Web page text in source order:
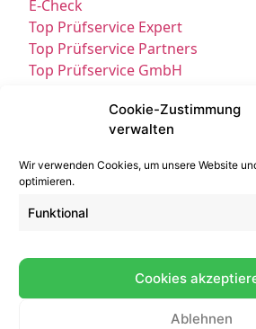
Cookie-Zustimmung
verwalten
Wir verwenden Cookies, um unsere Website
optimieren.
Funktional
Cookies
Ablehnen
E-Check
Top Prüfservice Expert
Top Prüfservice Partners
Top Prüfservice GmbH
Sicherheitsprüfungen Partners
Sicherheitsprüfungen Expert
Prüfung E-Check Expert
Prüfung elektrischer Anlagen